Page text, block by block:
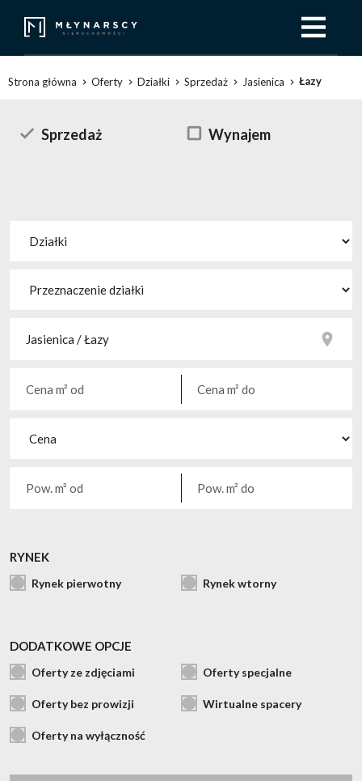
Strona główna Oferty Działki Sprzedaż Jasienica Łazy
Sprzedaż Wynajem
RYNEK
Rynek pierwotny Rynek wtorny
DODATKOWE OPCJE
Oferty ze zdjęciami Oferty specjalne
Oferty bez prowizji Wirtualne spacery
Oferty na wyłączność